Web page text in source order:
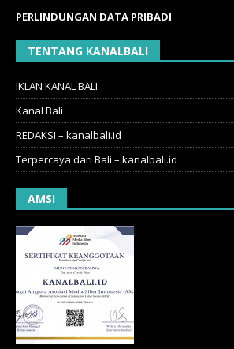
PERLINDUNGAN DATA PRIBADI
TENTANG KANALBALI
IKLAN KANAL BALI
Kanal Bali
REDAKSI – kanalbali.id
Terpercaya dari Bali – kanalbali.id
AMSI